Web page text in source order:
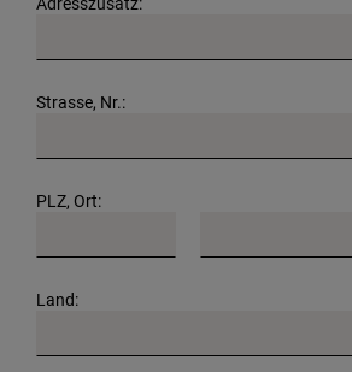
Strasse, Nr.:
PLZ, Ort:
Land: